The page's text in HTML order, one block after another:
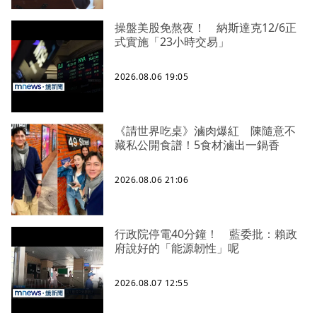
操盤美股免熬夜！ 納斯達克12/6正
式實施「23小時交易」
2026.08.06 19:05
《請世界吃桌》滷肉爆紅 陳隨意不
藏私公開食譜！5食材滷出一鍋香
2026.08.06 21:06
行政院停電40分鐘！ 藍委批：賴政
府說好的「能源韌性」呢
2026.08.07 12:55